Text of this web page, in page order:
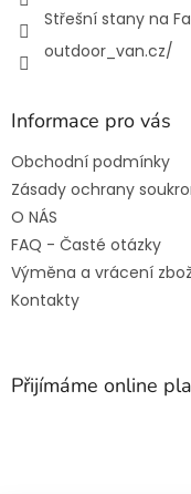
Střešní stany na
outdoor_van.cz/
Informace pro vás
Obchodní podmínky
Zásady ochrany
O NÁS
FAQ - Časté otázky
Výměna a vrácení
Kontakty
Přijímáme online